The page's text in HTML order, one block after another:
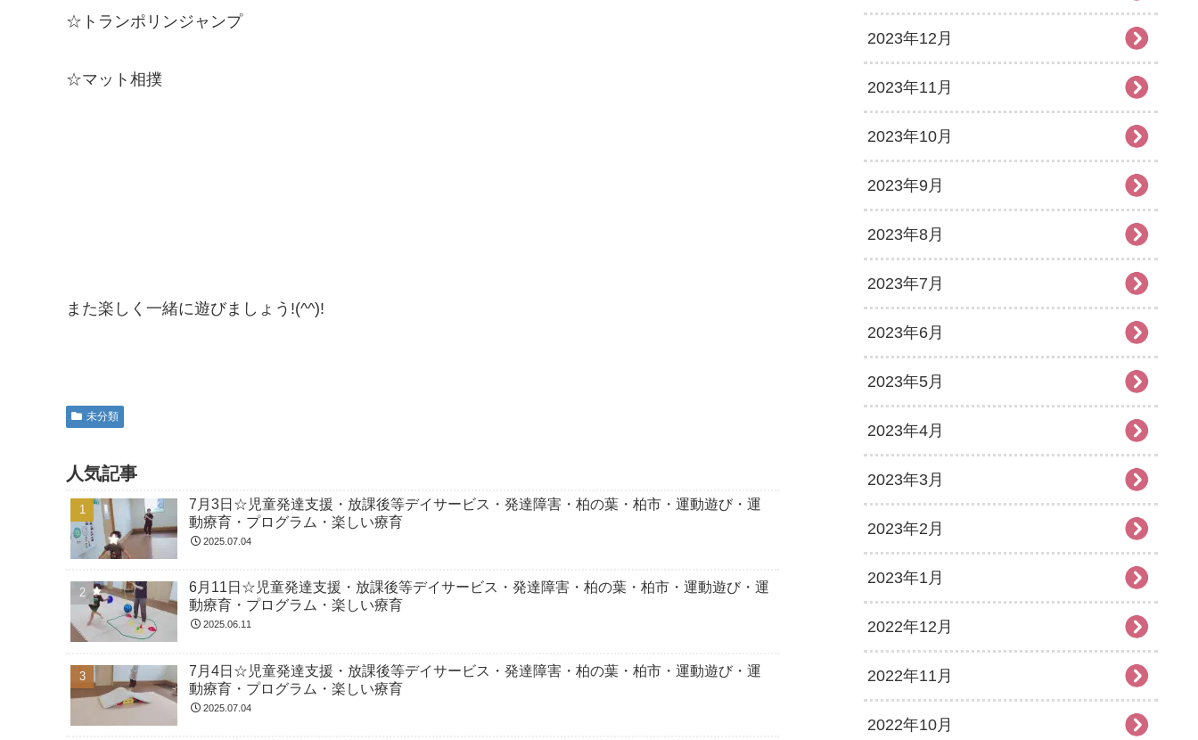
☆トランポリンジャンプ
☆マット相撲
また楽しく一緒に遊びましょう!(^^)!
未分類
人気記事
7月3日☆児童発達支援・放課後等デイサービス・発達障害・柏の葉・柏市・運動遊び・運
動療育・プログラム・楽しい療育
2025.07.04
6月11日☆児童発達支援・放課後等デイサービス・発達障害・柏の葉・柏市・運動遊び・運
動療育・プログラム・楽しい療育
2025.06.11
7月4日☆児童発達支援・放課後等デイサービス・発達障害・柏の葉・柏市・運動遊び・運
動療育・プログラム・楽しい療育
2025.07.04
2023年12月
2023年11月
2023年10月
2023年9月
2023年8月
2023年7月
2023年6月
2023年5月
2023年4月
2023年3月
2023年2月
2023年1月
2022年12月
2022年11月
2022年10月